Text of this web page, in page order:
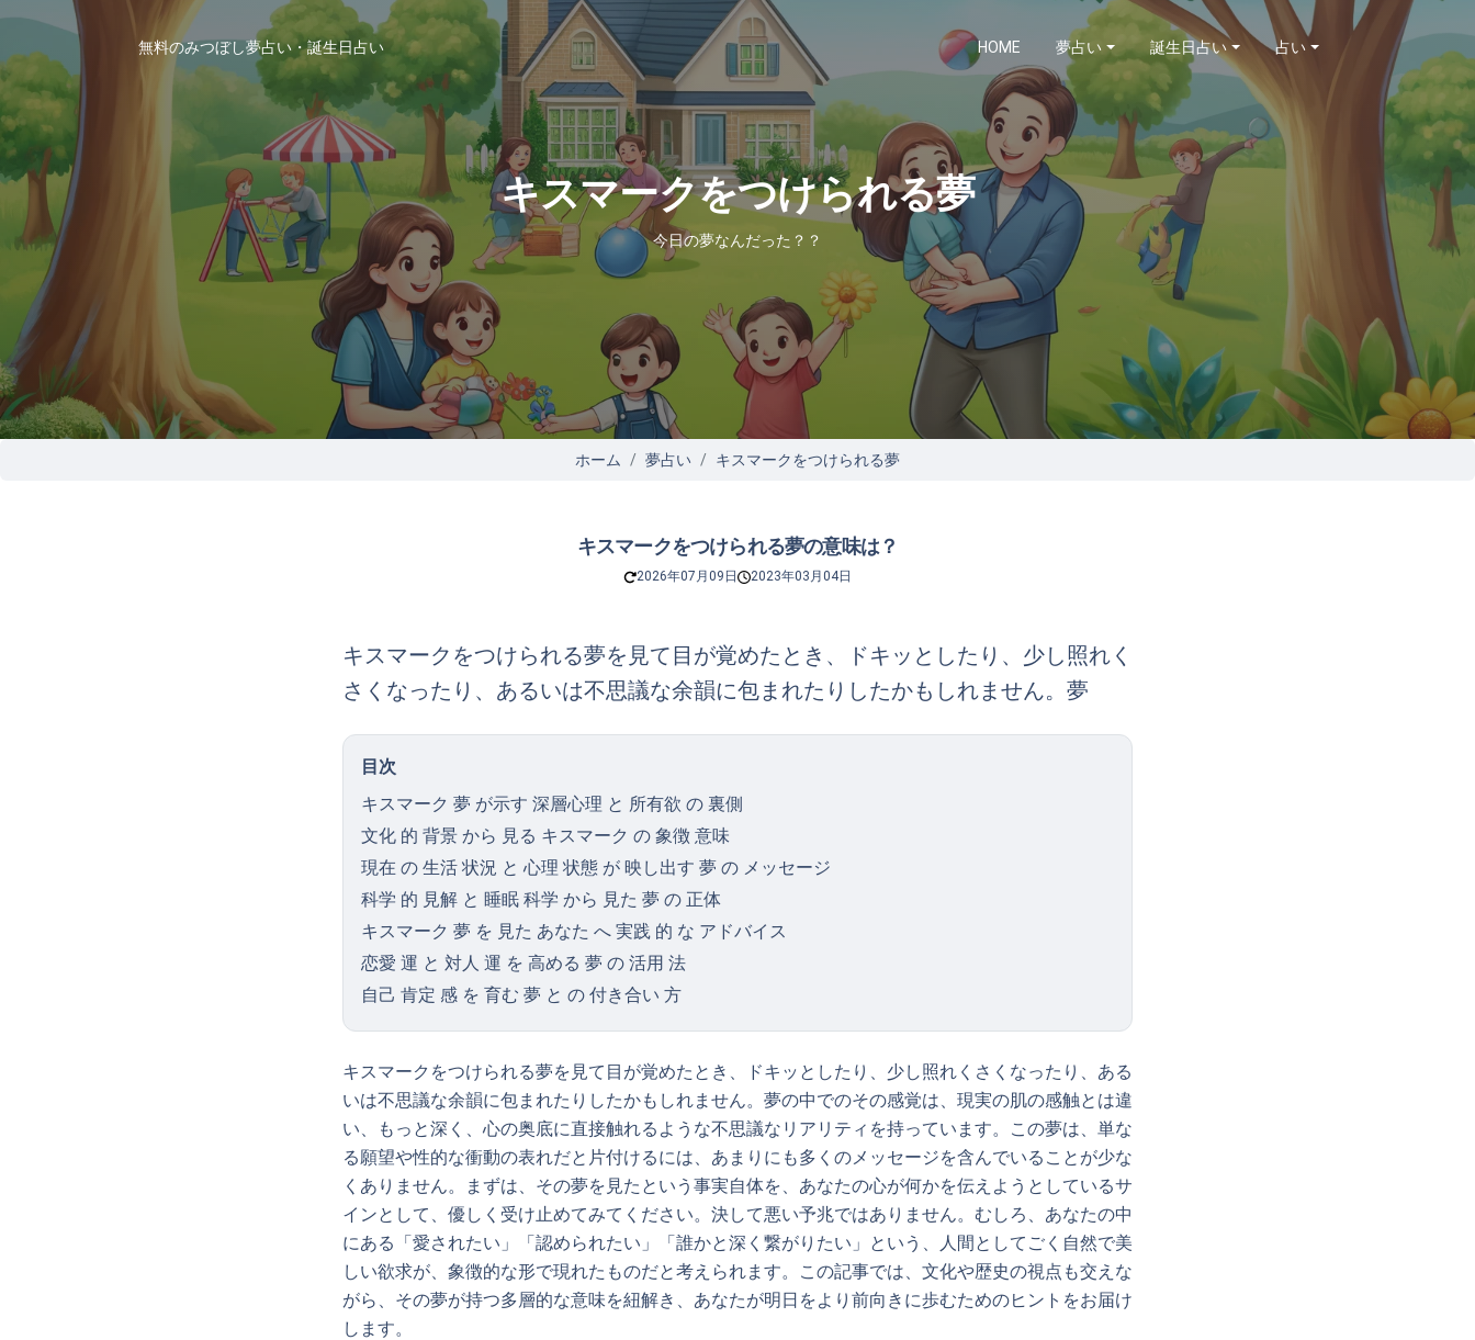
無料のみつぼし夢占い・誕生日占い HOME 夢占い 誕生日占い 占い
キスマークをつけられる夢
今日の夢なんだった？？
ホーム 夢占い キスマークをつけられる夢
キスマークをつけられる夢の意味は？
2026年07月09日 2023年03月04日
キスマークをつけられる夢を見て目が覚めたとき、ドキッとしたり、少し照れく
さくなったり、あるいは不思議な余韻に包まれたりしたかもしれません。夢
目次
キスマーク 夢 が示す 深層心理 と 所有欲 の 裏側
文化 的 背景 から 見る キスマーク の 象徴 意味
現在 の 生活 状況 と 心理 状態 が 映し出す 夢 の メッセージ
科学 的 見解 と 睡眠 科学 から 見た 夢 の 正体
キスマーク 夢 を 見た あなた へ 実践 的 な アドバイス
恋愛 運 と 対人 運 を 高める 夢 の 活用 法
自己 肯定 感 を 育む 夢 と の 付き合い 方
キスマークをつけられる夢を見て目が覚めたとき、ドキッとしたり、少し照れくさくなったり、ある
いは不思議な余韻に包まれたりしたかもしれません。夢の中でのその感覚は、現実の肌の感触とは違
い、もっと深く、心の奥底に直接触れるような不思議なリアリティを持っています。この夢は、単な
る願望や性的な衝動の表れだと片付けるには、あまりにも多くのメッセージを含んでいることが少な
くありません。まずは、その夢を見たという事実自体を、あなたの心が何かを伝えようとしているサ
インとして、優しく受け止めてみてください。決して悪い予兆ではありません。むしろ、あなたの中
にある「愛されたい」「認められたい」「誰かと深く繋がりたい」という、人間としてごく自然で美
しい欲求が、象徴的な形で現れたものだと考えられます。この記事では、文化や歴史の視点も交えな
がら、その夢が持つ多層的な意味を紐解き、あなたが明日をより前向きに歩むためのヒントをお届け
します。